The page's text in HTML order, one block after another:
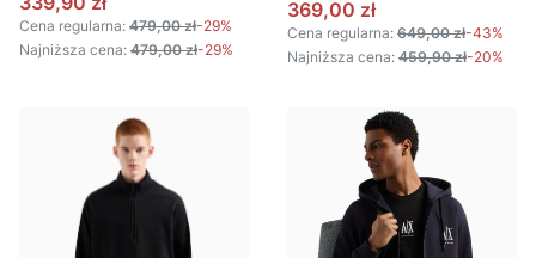
Cena regularna: 479,00 zł-29%
Najniższa cena: 479,00 zł-29%
Cena promocyjna
369,00 zł
Cena regularna: 649,00 zł-43%
Najniższa cena: 459,90 zł-20%